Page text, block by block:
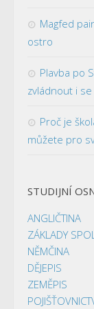
Magfed
ostro
Plavba po
zvládnout i
Proč je
můžete pro
STUDIJNÍ
ANGLIČTINA
ZÁKLADY
NĚMČINA
DĚJEPIS
ZEMĚPIS